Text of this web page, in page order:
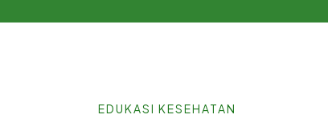
EDUKASI KESEHATAN